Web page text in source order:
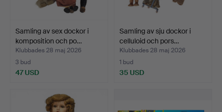
Samling av sex dockor i
komposition och po…
Klubbades 28 maj 2026
3 bud
47 USD
Samling av sju dockor i
celluloid och pors…
Klubbades 28 maj 2026
1 bud
35 USD